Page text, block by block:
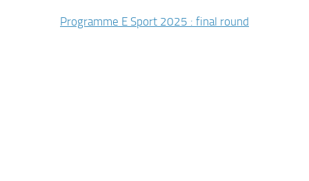
Programme E Sport 2025 : final round